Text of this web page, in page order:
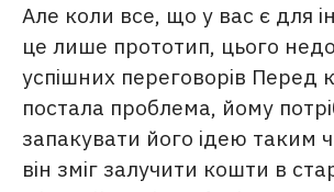
Але коли все, що у вас є для
це лише прототип, цього
успішних переговорів Перед
постала проблема, йому
запакувати його ідею таким
він зміг залучити кошти в